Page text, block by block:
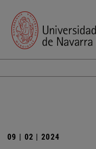
09 | 02 | 2024